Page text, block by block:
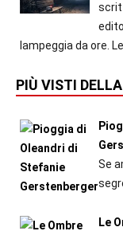
lampeggia da ore.
PIÙ VISTI
Se
Le